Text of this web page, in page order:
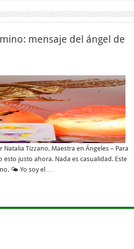
mensaje del ángel de
Tizzano, Maestra en Ángeles – Para
justo ahora. Nada es casualidad. Este
🌤️ Yo soy el …